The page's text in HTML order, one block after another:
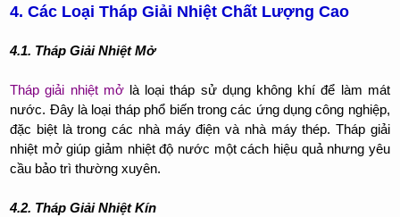
4. Các Loại Tháp Giải Nhiệt Chất Lượng Cao
4.1. Tháp Giải Nhiệt Mở
Tháp giải nhiệt mởlà loại tháp sử dụng không khí để làm mát
nước. Đây là loại tháp phổ biến trong các ứng dụng công nghiệp,
đặc biệt là trong các nhà máy điện và nhà máy thép. Tháp giải
nhiệt mở giúp giảm nhiệt độ nước một cách hiệu quả nhưng yêu
cầu bảo trì thường xuyên.
4.2. Tháp Giải Nhiệt Kín